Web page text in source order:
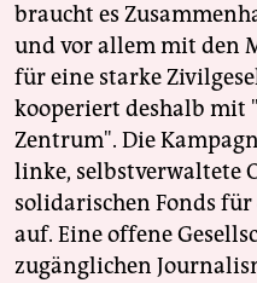
braucht es
und vor allem mit den
für eine starke
kooperiert deshalb mit
Zentrum". Die
linke, selbstverwaltete
solidarischen Fonds
auf. Eine offene
zugänglichen